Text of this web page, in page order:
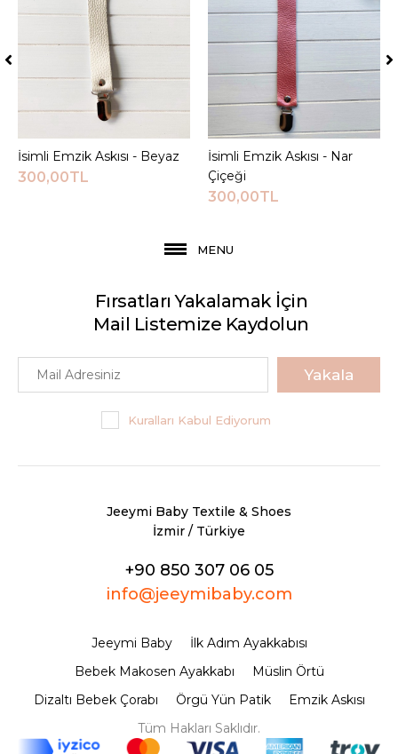
Sepete Ekle
İsimli Emzik Askısı - Beyaz
300,00TL
Sepete Ekle
İsimli Emzik Askısı - Nar
Çiçeği
300,00TL
MENU
Fırsatları Yakalamak İçin
Mail Listemize Kaydolun
Yakala
Kuralları Kabul Ediyorum
Jeeymi Baby Textile & Shoes
İzmir / Türkiye
+90 850 307 06 05
info@jeeymibaby.com
Jeeymi Baby
İlk Adım Ayakkabısı
Bebek Makosen Ayakkabı
Müslin Örtü
Dizaltı Bebek Çorabı
Örgü Yün Patik
Emzik Askısı
Tüm Hakları Saklıdır.